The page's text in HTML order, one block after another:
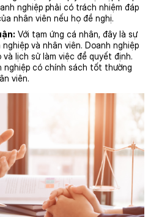
nghiệp phải có trách nhiệm đáp
nhân viên nếu họ đề nghị.
Với tạm ứng cá nhân, đây là sự
và nhân viên. Doanh nghiệp
lịch sử làm việc để quyết định.
nghiệp có chính sách tốt thường
viên.